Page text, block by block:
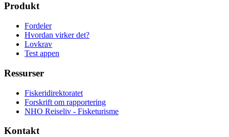
Produkt
Fordeler
Hvordan virker det?
Lovkrav
Test appen
Ressurser
Fiskeridirektoratet
Forskrift om rapportering
NHO Reiseliv - Fisketurisme
Kontakt